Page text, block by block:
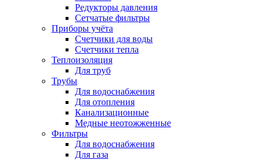
Редукторы давления
Сетчатые фильтры
Приборы учёта
Счетчики для воды
Счетчики тепла
Теплоизоляция
Для труб
Трубы
Для водоснабжения
Для отопления
Канализационные
Медные неотожженные
Фильтры
Для водоснабжения
Для газа